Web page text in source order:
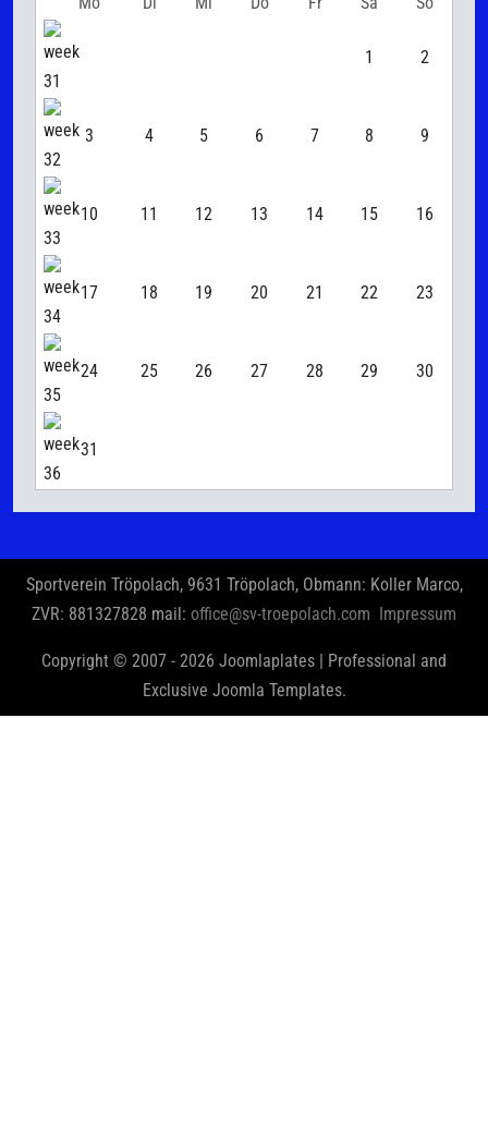
1 2
3 4 5 6 7 8 9
10 11 12 13 14 15 16
17 18 19 20 21 22 23
24 25 26 27 28 29 30
31
Sportverein Tröpolach, 9631 Tröpolach, Obmann: Koller Marco,
ZVR: 881327828 mail: office@sv-troepolach.com Impressum
Copyright © 2007 - 2026 Joomlaplates | Professional and
Exclusive Joomla Templates.